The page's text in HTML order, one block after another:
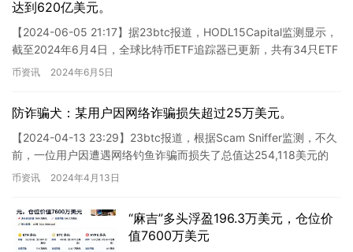
达到620亿美元。
【2024-06-05 21:17】据23btc报道，HODL15Capital监测显示，
截至2024年6月4日，全球比特币ETF追踪器已更新，共有34只ETF
持有1,020,00…
币资讯 2024年6月5日
防诈骗犬：某用户因网络诈骗损失超过25万美元。
【2024-04-13 23:29】23btc报道，根据Scam Sniffer监测，不久
前，一位用户因遭遇网络钓鱼诈骗而损失了总值达254,118美元的
PRIME。受害者钱包地址…
币资讯 2024年4月13日
“麻吉”多头浮盈196.3万美元，仓位价
值7600万美元